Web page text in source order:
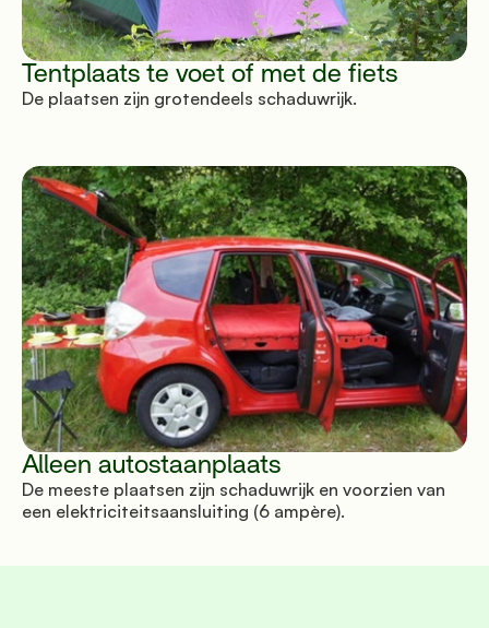
Tentplaats te voet of met de fiets
De plaatsen zijn grotendeels schaduwrijk.
Alleen autostaanplaats
De meeste plaatsen zijn schaduwrijk en voorzien van
een elektriciteitsaansluiting (6 ampère).